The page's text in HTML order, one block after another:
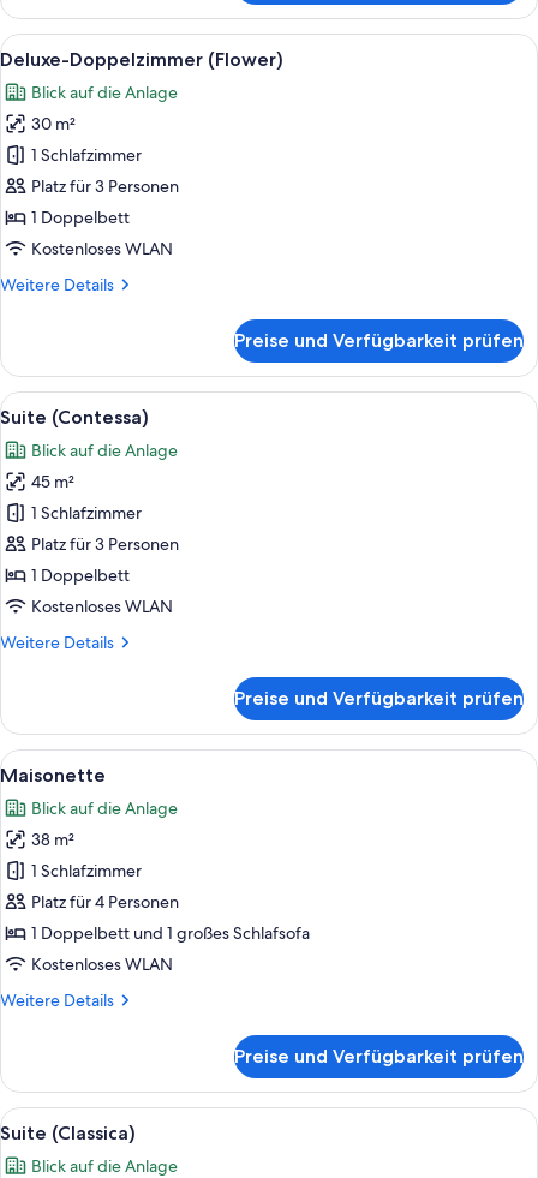
(Typ
A)
Alle
Fotos
für
Deluxe-
Doppelzimmer
(Flower)
anzeigen
Ein modernes Hotelzimmer mit
7
Deluxe-Doppelzimmer (Flower)
Blick auf die Anlage
30 m²
1 Schlafzimmer
Platz für 3 Personen
1 Doppelbett
Kostenloses WLAN
Weitere Details
Weitere
Doppelzimmer
(Flower)
Preise und Verfügbarkeit prüfen
Alle
Fotos
für
Suite
(Contessa)
anzeigen
Suite (Contessa) |
5
Suite (Contessa)
Blick auf die Anlage
45 m²
1 Schlafzimmer
Platz für 3 Personen
1 Doppelbett
Kostenloses WLAN
Weitere Details
Weitere
(Contessa)
Preise und Verfügbarkeit prüfen
Alle
Fotos
für
Maisonette
anzeigen
Ein modernes Wohnzimmer mit
7
Maisonette
Blick auf die Anlage
38 m²
1 Schlafzimmer
Platz für 4 Personen
1 Doppelbett und 1 großes Schlafsofa
Kostenloses WLAN
Weitere Details
Weitere
Preise und Verfügbarkeit prüfen
Alle
Fotos
Ein geräumiges Schlafzimmer mit
5
Suite (Classica)
Blick auf die Anlage